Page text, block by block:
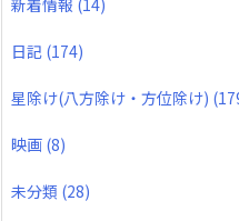
新着情報 (14)
日記 (174)
星除け(八方除け・方位除け)
映画 (8)
未分類 (28)